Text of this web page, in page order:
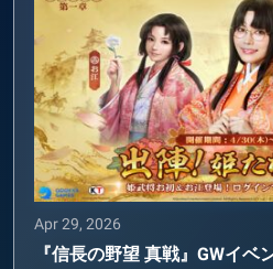
Apr 29, 2026
『信長の野望 真戦』GWイベ